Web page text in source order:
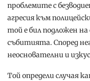
проблемите с
агресия към
той е бил подложен
събитията. Според
неоснователни и
Той определи случая